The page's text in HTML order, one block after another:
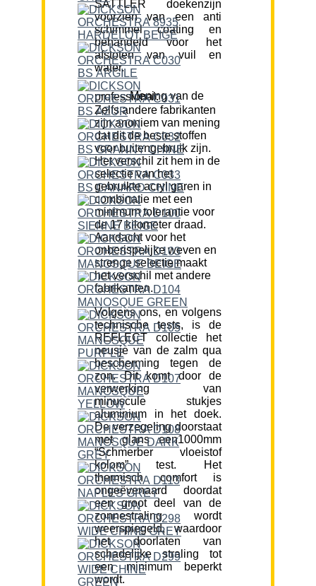
SATTLER doekenzijn
voorzien van een anti
schimmel coating en
behandeld voor het
afstoten van vuil en
water.
Mening van de professional:
Zelfs andere fabrikanten
zijn anoniem van mening
dat dit de beste stoffen
voor buitengebruik zijn.
Het verschil zit hem in de
selectie van het
gebruikte acryl garen in
combinatie met een
minimum tolerantie voor
de 17 kilometer draad.
Aandacht voor het
onberispelijke weven en
strenge selectie maakt
het verschil met andere
fabrikanten.
Volgens ons, en volgens
technische tests, is de
REFLECT collectie het
neusje van de zalm qua
bescherming tegen de
zon. Dit komt door de
verwerking van
minuscule stukjes
aluminium in het doek.
De verzegeling doorstaat
met glans een1000mm
“Schmerber vloeistof
kolom” test. Het
thermisch comfort is
ongeëvenaard doordat
een groot deel van de
zonnestraling wordt
weerspiegeld, waardoor
het doorlaten van
schadelijke straling tot
een minimum beperkt
wordt.